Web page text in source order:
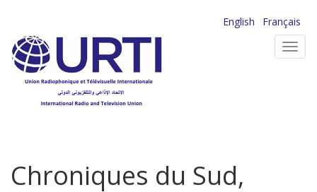
contenu
principal
English
Français
Chroniques du Sud,